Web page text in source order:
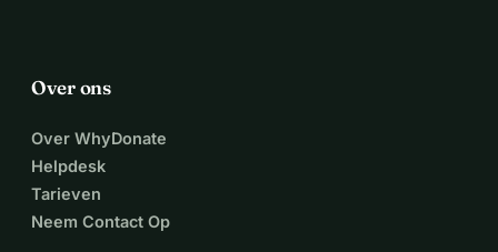
Over ons
Over WhyDonate
Helpdesk
Tarieven
Neem Contact Op